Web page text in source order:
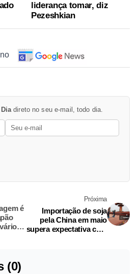
liderança tomar, diz
Pezeshkian
direto no seu e-mail, todo dia.
é
Próxima
Importação de soja
pela China em maio
supera expectativa com
(0)